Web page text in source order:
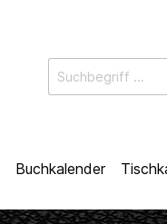
Buchkalender